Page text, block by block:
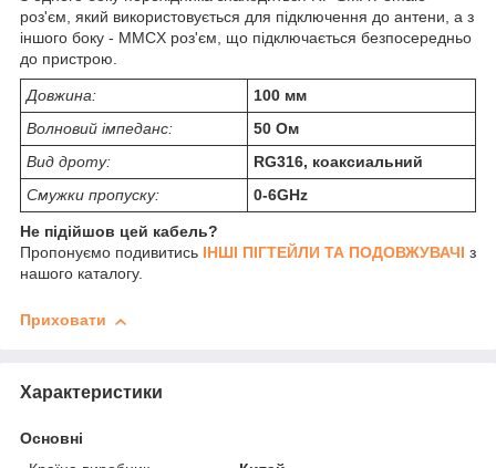
роз'єм, який використовується для підключення до антени, а з
іншого боку - MMCX роз'єм, що підключається безпосередньо
до пристрою.
Довжина:
100 мм
Волновий імпеданс:
50 Ом
Вид дроту:
RG316, коаксиальний
Смужки пропуску:
0-6GHz
Не підійшов цей кабель?
Пропонуємо подивитись ІНШІ ПІГТЕЙЛИ ТА ПОДОВЖУВАЧІ з
нашого каталогу.
Приховати
Характеристики
Основні